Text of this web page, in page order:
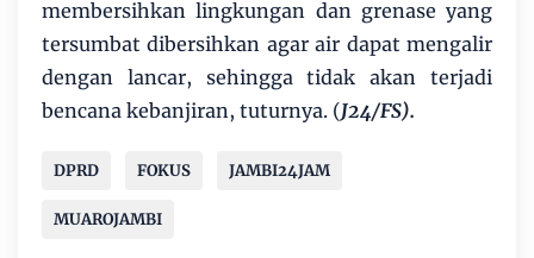
membersihkan lingkungan dan grenase yang
tersumbat dibersihkan agar air dapat mengalir
dengan lancar, sehingga tidak akan terjadi
bencana kebanjiran, tuturnya. (J24/FS).
DPRD FOKUS JAMBI24JAM
MUAROJAMBI